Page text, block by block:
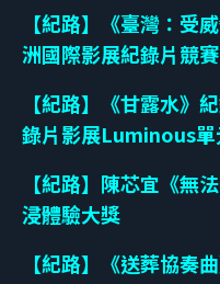
【紀路】《臺灣：受
洲國際影展紀錄片競賽
【紀路】《甘露水》
錄片影展Luminous單
【紀路】陳芯宜《無
浸體驗大獎
【紀路】《送葬協奏